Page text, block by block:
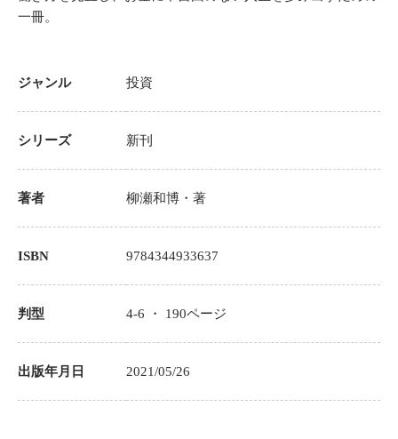
一冊。
ジャンル 投資
シリーズ 新刊
著者 柳瀬和博 ・著
ISBN 9784344933637
判型 4-6 ・ 190ページ
出版年月日 2021/05/26